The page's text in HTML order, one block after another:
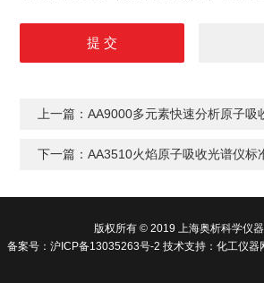
上一篇：AA9000多元素快速分析原子吸
下一篇：AA3510火焰原子吸收光谱仪标
版权所有 © 2019 上海奥析科学仪
备案号： 沪ICP备13035263号-2 技术支持： 化工仪器